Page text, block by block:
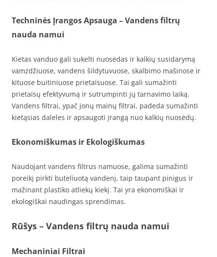
Techninės Įrangos Apsauga – Vandens filtrų
nauda namui
Kietas vanduo gali sukelti nuosėdas ir kalkių susidarymą
vamzdžiuose, vandens šildytuvuose, skalbimo mašinose ir
kituose buitiniuose prietaisuose. Tai gali sumažinti
prietaisų efektyvumą ir sutrumpinti jų tarnavimo laiką.
Vandens filtrai, ypač jonų mainų filtrai, padeda sumažinti
kietąsias daleles ir apsaugoti įrangą nuo kalkių nuosėdų.
Ekonomiškumas ir Ekologiškumas
Naudojant vandens filtrus namuose, galima sumažinti
poreikį pirkti buteliuotą vandenį, taip taupant pinigus ir
mažinant plastiko atliekų kiekį. Tai yra ekonomiškai ir
ekologiškai naudingas sprendimas.
Rūšys – Vandens filtrų nauda namui
Mechaniniai Filtrai